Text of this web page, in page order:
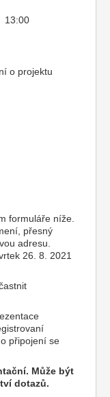
13:00
o projektu
formuláře níže.
přesný
adresu.
26. 8. 2021
připojení se
Může být
dotazů.